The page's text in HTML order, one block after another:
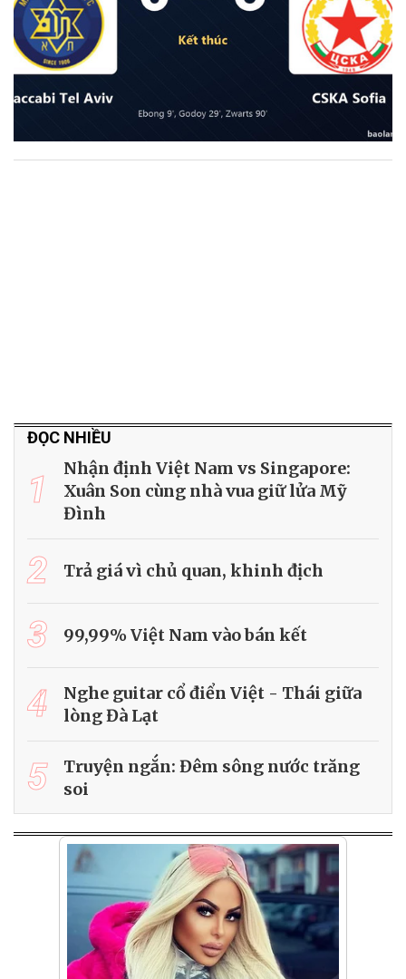
ĐỌC NHIỀU
1
Nhận định Việt Nam vs Singapore:
Xuân Son cùng nhà vua giữ lửa Mỹ
Đình
2 Trả giá vì chủ quan, khinh địch
3 99,99% Việt Nam vào bán kết
4
Nghe guitar cổ điển Việt - Thái giữa
lòng Đà Lạt
5
Truyện ngắn: Đêm sông nước trăng
soi